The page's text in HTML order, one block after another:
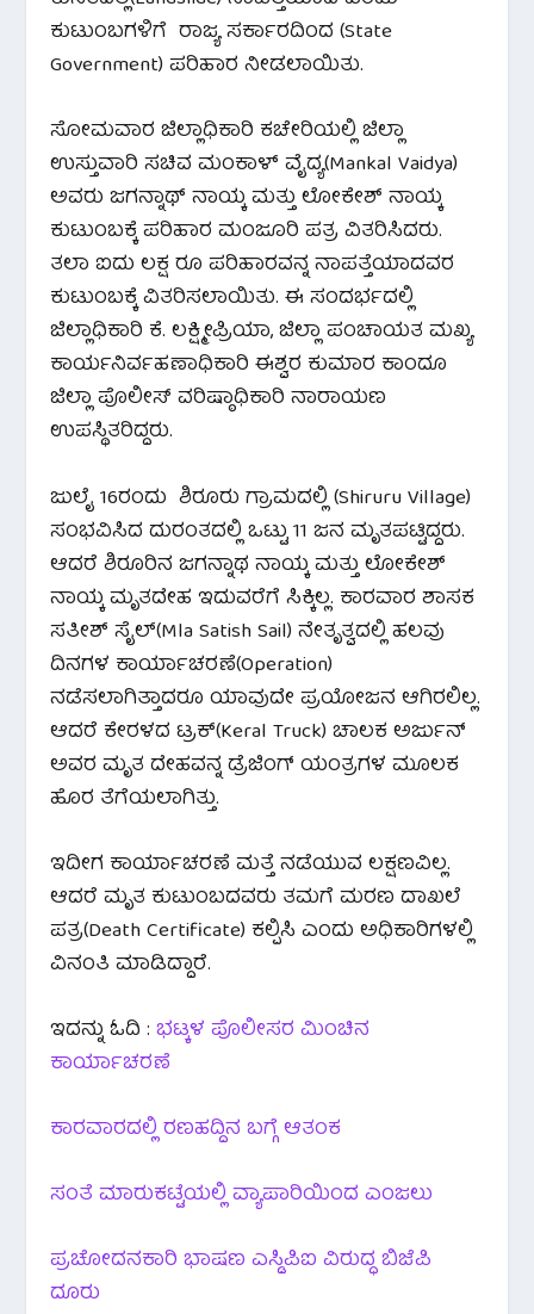
ಕುಟುಂಬಗಳಿಗೆ ರಾಜ್ಯ ಸರ್ಕಾರದಿಂದ (State
Government) ಪರಿಹಾರ ನೀಡಲಾಯಿತು.
ಸೋಮವಾರ ಜಿಲ್ಲಾಧಿಕಾರಿ ಕಚೇರಿಯಲ್ಲಿ ಜಿಲ್ಲಾ
ಉಸ್ತುವಾರಿ ಸಚಿವ ಮಂಕಾಳ್ ವೈದ್ಯ(Mankal Vaidya)
ಅವರು ಜಗನ್ನಾಥ್ ನಾಯ್ಕ ಮತ್ತು ಲೋಕೇಶ್ ನಾಯ್ಕ
ಕುಟುಂಬಕ್ಕೆ ಪರಿಹಾರ ಮಂಜೂರಿ ಪತ್ರ ವಿತರಿಸಿದರು.
ತಲಾ ಐದು ಲಕ್ಷ ರೂ ಪರಿಹಾರವನ್ನ ನಾಪತ್ತೆಯಾದವರ
ಕುಟುಂಬಕ್ಕೆ ವಿತರಿಸಲಾಯಿತು. ಈ ಸಂದರ್ಭದಲ್ಲಿ
ಜಿಲ್ಲಾಧಿಕಾರಿ ಕೆ. ಲಕ್ಷ್ಮೀಪ್ರಿಯಾ, ಜಿಲ್ಲಾ ಪಂಚಾಯತ ಮಖ್ಯ
ಕಾರ್ಯನಿರ್ವಹಣಾಧಿಕಾರಿ ಈಶ್ವರ ಕುಮಾರ ಕಾಂದೂ
ಜಿಲ್ಲಾ ಪೊಲೀಸ್ ವರಿಷ್ಠಾಧಿಕಾರಿ ನಾರಾಯಣ
ಉಪಸ್ಥಿತರಿದ್ದರು.
ಜುಲೈ 16ರಂದು ಶಿರೂರು ಗ್ರಾಮದಲ್ಲಿ (Shiruru Village)
ಸಂಭವಿಸಿದ ದುರಂತದಲ್ಲಿ ಒಟ್ಟು 11 ಜನ ಮೃತಪಟ್ಟಿದ್ದರು.
ಆದರೆ ಶಿರೂರಿನ ಜಗನ್ನಾಥ ನಾಯ್ಕ ಮತ್ತು ಲೋಕೇಶ್
ನಾಯ್ಕ ಮೃತದೇಹ ಇದುವರೆಗೆ ಸಿಕ್ಕಿಲ್ಲ. ಕಾರವಾರ ಶಾಸಕ
ಸತೀಶ್ ಸೈಲ್(Mla Satish Sail) ನೇತೃತ್ವದಲ್ಲಿ ಹಲವು
ದಿನಗಳ ಕಾರ್ಯಾಚರಣೆ(Operation)
ನಡೆಸಲಾಗಿತ್ತಾದರೂ ಯಾವುದೇ ಪ್ರಯೋಜನ ಆಗಿರಲಿಲ್ಲ.
ಆದರೆ ಕೇರಳದ ಟ್ರಕ್(Keral Truck) ಚಾಲಕ ಅರ್ಜುನ್
ಅವರ ಮೃತ ದೇಹವನ್ನ ಡ್ರೆಜಿಂಗ್ ಯಂತ್ರಗಳ ಮೂಲಕ
ಹೊರ ತೆಗೆಯಲಾಗಿತ್ತು.
ಇದೀಗ ಕಾರ್ಯಾಚರಣೆ ಮತ್ತೆ ನಡೆಯುವ ಲಕ್ಷಣವಿಲ್ಲ.
ಆದರೆ ಮೃತ ಕುಟುಂಬದವರು ತಮಗೆ ಮರಣ ದಾಖಲೆ
ಪತ್ರ(Death Certificate) ಕಲ್ಪಿಸಿ ಎಂದು ಅಧಿಕಾರಿಗಳಲ್ಲಿ
ವಿನಂತಿ ಮಾಡಿದ್ದಾರೆ.
ಇದನ್ನು ಓದಿ :ಭಟ್ಕಳ ಪೊಲೀಸರ ಮಿಂಚಿನ
ಕಾರ್ಯಾಚರಣೆ
ಕಾರವಾರದಲ್ಲಿ ರಣಹದ್ದಿನ ಬಗ್ಗೆ ಆತಂಕ
ಸಂತೆ ಮಾರುಕಟ್ಟೆಯಲ್ಲಿ ವ್ಯಾಪಾರಿಯಿಂದ ಎಂಜಲು
ಪ್ರಚೋದನಕಾರಿ ಭಾಷಣ ಎಸ್ಡಿಪಿಐ ವಿರುದ್ಧ ಬಿಜೆಪಿ
ದೂರು